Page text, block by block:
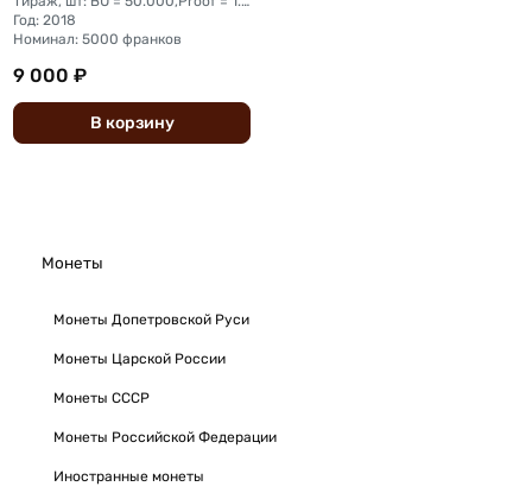
Монеты
Монеты Допетровской Руси
Монеты Царской России
Монеты СССР
Монеты Российской Федерации
Иностранные монеты
Год: 2018
Номинал: 5000 франков
9 000 ₽
В корзину